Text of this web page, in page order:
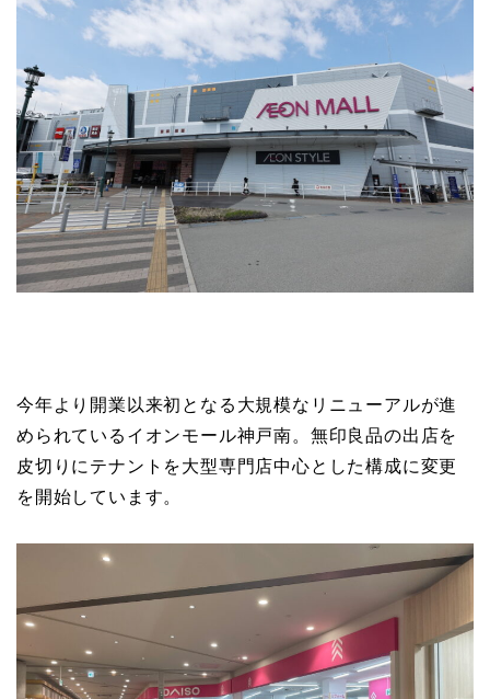
今年より開業以来初となる大規模なリニューアルが進
められているイオンモール神戸南。無印良品の出店を
皮切りにテナントを大型専門店中心とした構成に変更
を開始しています。